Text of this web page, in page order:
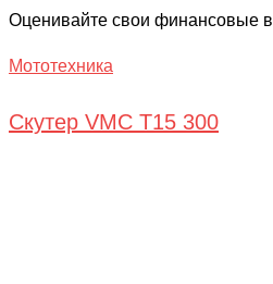
Оценивайте свои финансовые
Мототехника
Скутер VMC T15 300